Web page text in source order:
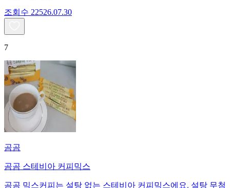
조회수 22526.07.30
7
곰곰
곰곰 스테비아 커피믹스
곰곰 믹스커피는 설탕 없는 스테비아 커피믹스에요. 설탕 무첨